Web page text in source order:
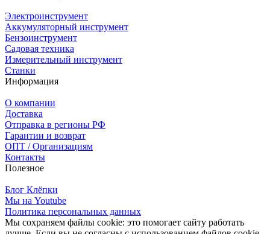
Электроинструмент
Аккумуляторный инструмент
Бензоинструмент
Садовая техника
Измерительный инструмент
Станки
Информация
О компании
Доставка
Отправка в регионы РФ
Гарантии и возврат
ОПТ / Организациям
Контакты
Полезное
Блог Клёпки
Мы на Youtube
Политика персональных данных
Мы сохраняем файлы cookie: это помогает сайту работать